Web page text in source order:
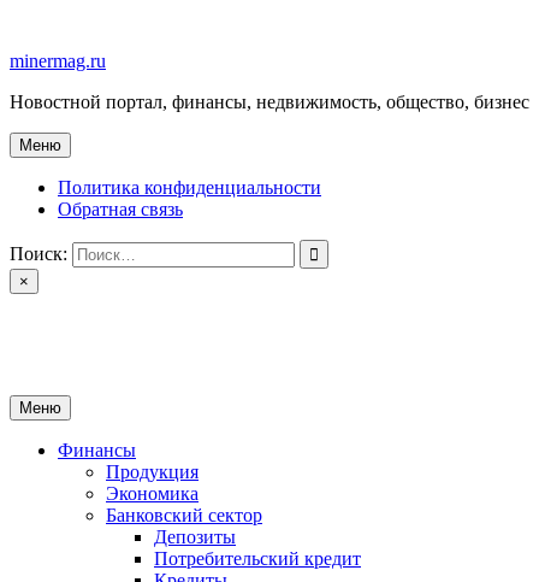
содержимому
minermag.ru
Новостной портал, финансы, недвижимость, общество, бизнес
Меню
Политика конфиденциальности
Обратная связь
Поиск:
×
Меню
Финансы
Продукция
Экономика
Банковский сектор
Депозиты
Потребительский кредит